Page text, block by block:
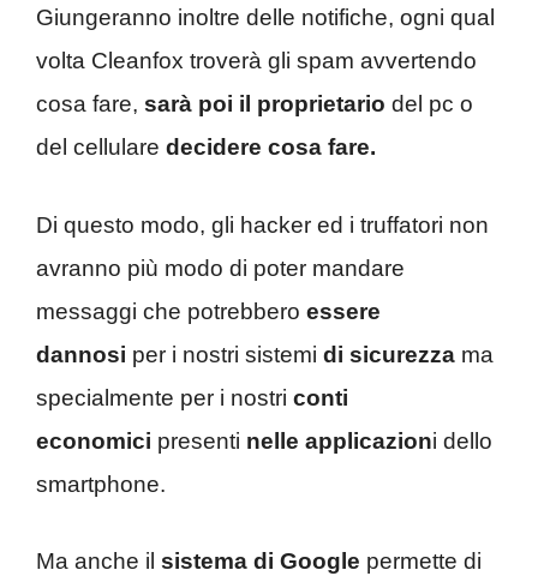
Giungeranno inoltre delle notifiche, ogni qual
volta Cleanfox troverà gli spam avvertendo
cosa fare, sarà poi il proprietario del pc o
del cellulare decidere cosa fare.
Di questo modo, gli hacker ed i truffatori non
avranno più modo di poter mandare
messaggi che potrebbero essere
dannosi per i nostri sistemi di sicurezza ma
specialmente per i nostri conti
economici presenti nelle applicazioni dello
smartphone.
Ma anche il sistema di Google permette di